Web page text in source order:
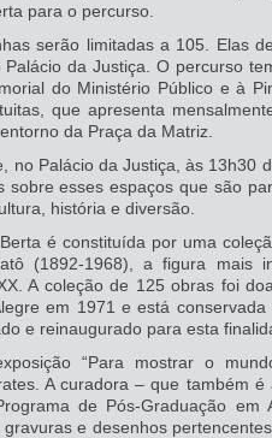
para o percurso.
serão limitadas a 105. Elas
da Justiça. O percurso
do Ministério Público e à
que apresenta
da Praça da Matriz.
no Palácio da Justiça, às 13h30
sobre esses espaços que são
história e diversão.
é constituída por uma
(1892-1968), a figura mais
A coleção de 125 obras foi
em 1971 e está
e reinaugurado para esta
“Para mostrar o
A curadora – que também
de Pós-Graduação
e desenhos